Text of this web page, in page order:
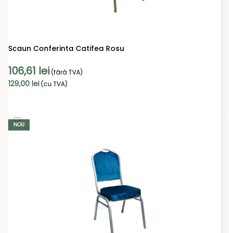
Scaun Conferinta Catifea Rosu
106,61 lei(fără TVA)
129,00 lei(cu TVA)
NOU